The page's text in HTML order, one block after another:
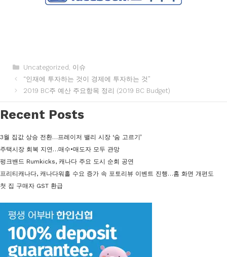
카
테
고
리
Uncategorized 이슈
“인재에 투자하는 것이 경제에 투자하는 것”
2019 BC주 예산 주요항목 정리 (2019 BC Budget)
Recent Posts
3월 집값 상승 전환…프레이저 밸리 시장 ‘숨 고르기’
주택시장 회복 지연…매수•매도자 모두 관망
펑크밴드 Rumkicks, 캐나다 주요 도시 순회 공연
프리티캐나다, 캐나다워홀 수요 증가 속 포토리뷰 이벤트 진행…홈 화면 개편도
첫 집 구매자 GST 환급